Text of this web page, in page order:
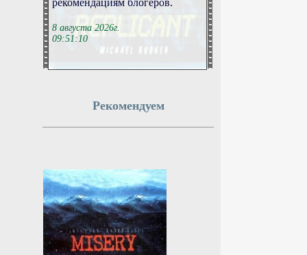
09:51:10
Фон дер Ляйен призвала
одобрить законопроект о
введении ограничительных мер
в отношении России. Она
также выступила с призывом
лишить Москву
соответствующих доходов.
Рекомендуем